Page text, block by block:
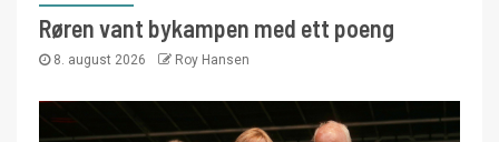
Røren vant bykampen med ett poeng
8. august 2026 Roy Hansen